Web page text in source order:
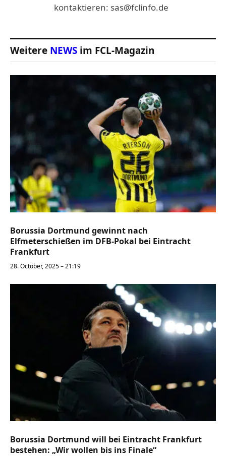
kontaktieren: sas@fclinfo.de
Weitere NEWS im FCL-Magazin
Borussia Dortmund gewinnt nach
Elfmeterschießen im DFB-Pokal bei Eintracht
Frankfurt
28. October, 2025 – 21:19
Borussia Dortmund will bei Eintracht Frankfurt
bestehen: „Wir wollen bis ins Finale“